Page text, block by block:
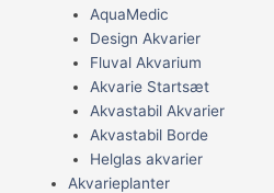
AquaMedic
Design Akvarier
Fluval Akvarium
Akvarie Startsæt
Akvastabil Akvarier
Akvastabil Borde
Helglas akvarier
Akvarieplanter